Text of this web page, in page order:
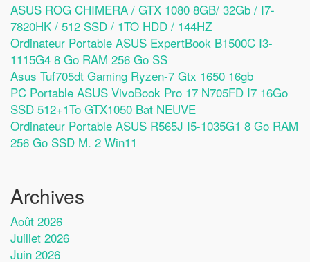
ASUS ROG CHIMERA / GTX 1080 8GB/ 32Gb / I7-
7820HK / 512 SSD / 1TO HDD / 144HZ
Ordinateur Portable ASUS ExpertBook B1500C I3-
1115G4 8 Go RAM 256 Go SS
Asus Tuf705dt Gaming Ryzen-7 Gtx 1650 16gb
PC Portable ASUS VivoBook Pro 17 N705FD I7 16Go
SSD 512+1To GTX1050 Bat NEUVE
Ordinateur Portable ASUS R565J I5-1035G1 8 Go RAM
256 Go SSD M. 2 Win11
Archives
Août 2026
Juillet 2026
Juin 2026